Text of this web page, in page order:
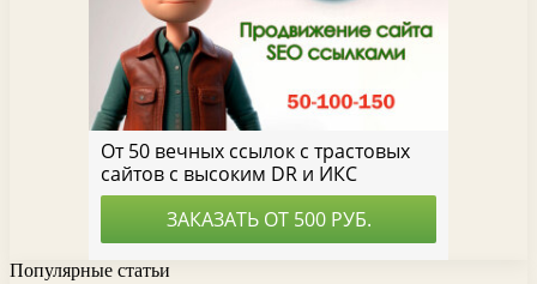
Популярные статьи